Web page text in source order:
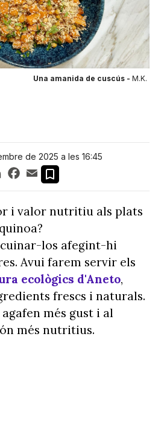
Una amanida de cuscús - M.K.
de 2025 a les 16:45
LinkedInFacebook
Email
i valor nutritiu als plats
los afegint-hi
Avui farem servir els
ecològics d'Aneto,
frescs i naturals.
més gust i al
més nutritius.